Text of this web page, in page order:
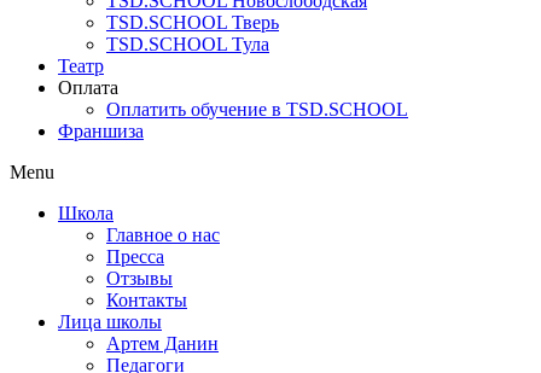
TSD.SCHOOL Тверь
TSD.SCHOOL Тула
Театр
Оплата
Оплатить обучение в TSD.SCHOOL
Франшиза
Menu
Школа
Главное о нас
Пресса
Отзывы
Контакты
Лица школы
Артем Данин
Педагоги